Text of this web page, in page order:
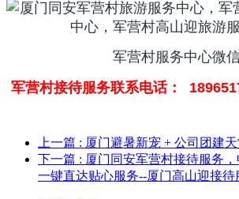
军营村服务中心微
军营村接待服务联系电话：
上一篇 : 厦门避暑新宠 + 公司团建
下一篇 : 厦门同安军营村接待服务，
一键直达贴心服务--厦门高山迎接待